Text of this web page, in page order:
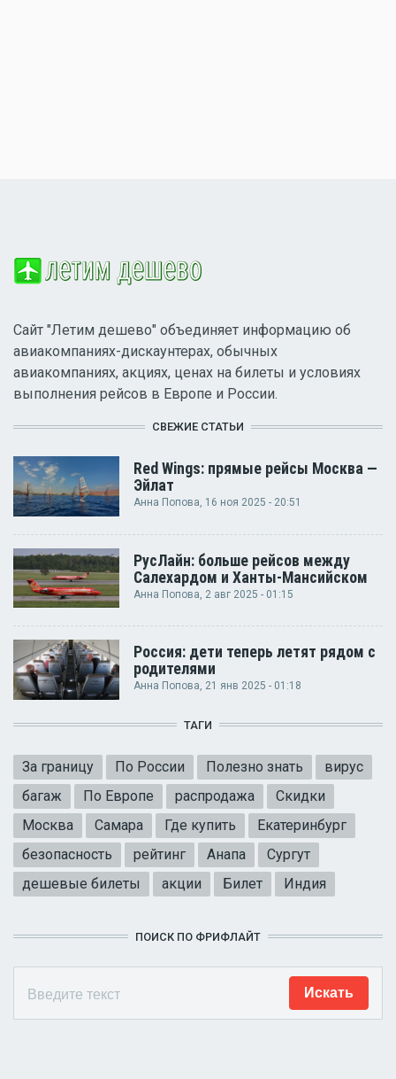
Сайт "Летим дешево" объединяет информацию об
авиакомпаниях-дискаунтерах, обычных
авиакомпаниях, акциях, ценах на билеты и условиях
выполнения рейсов в Европе и России.
СВЕЖИЕ СТАТЬИ
Red Wings: прямые рейсы Москва —
Эйлат
Анна Попова, 16 ноя 2025 - 20:51
РусЛайн: больше рейсов между
Салехардом и Ханты-Мансийском
Анна Попова , 2 авг 2025 - 01:15
Россия: дети теперь летят рядом с
родителями
Анна Попова, 21 янв 2025 - 01:18
ТАГИ
За границу По России Полезно знать
вирус
багаж
По Европе распродажа
Скидки
Москва
Самара Где купить
Екатеринбург
безопасность
рейтинг Анапа
Сургут
дешевые билеты
акции Билет Индия
ПОИСК ПО ФРИФЛАЙТ